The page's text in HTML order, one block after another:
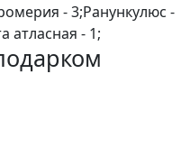
- 3;Ранункулюс -
атласная - 1;